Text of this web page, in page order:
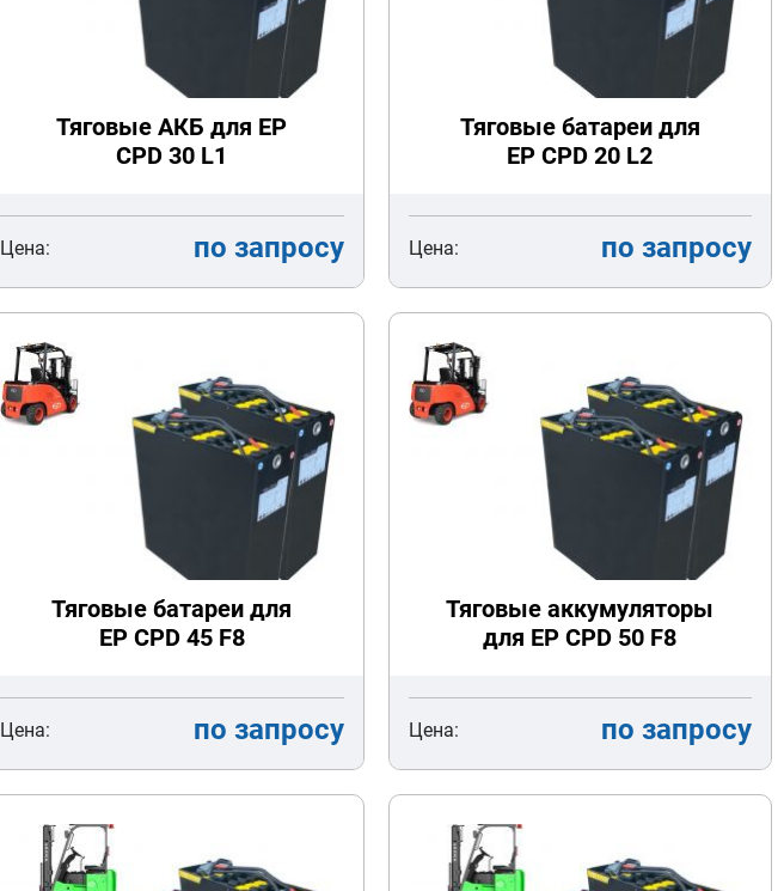
Тяговые АКБ для EP
CPD 30 L1
Цена: по запросу
Тяговые батареи для
EP CPD 20 L2
Цена: по запросу
Тяговые батареи для
EP CPD 45 F8
Цена: по запросу
Тяговые аккумуляторы
для EP CPD 50 F8
Цена: по запросу